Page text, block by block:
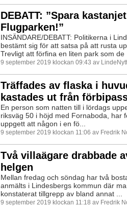
DEBATT: ”Spara
Flugparken!”
INSÄNDARE/DEBATT: Politikerna i
bestämt sig för att satsa på att rusta
Trevligt att förfina en liten park som de
9 september 2019 klockan 09:43 av
Träffades av flaska i
kastades ut från
En person som natten till i lördags
riksväg 50 i höjd med Fornaboda, har
uppgett att någon i en fö...
9 september 2019 klockan 11:06 av Fredrik
Två villaägare drabbade
helgen
Mellan fredag och söndag har två
anmälts i Lindesbergs kommun där
konstaterat tillgrepp av bland annat ...
9 september 2019 klockan 11:18 av Fredrik